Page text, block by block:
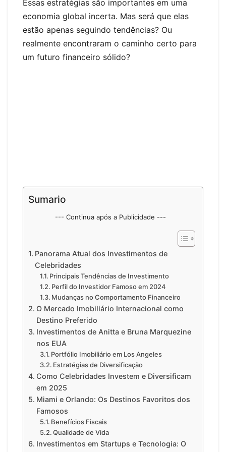
er
Essas estratégias são importantes em uma
economia global incerta. Mas será que elas
estão apenas seguindo tendências? Ou
realmente encontraram o caminho certo para
um futuro financeiro sólido?
Sumario
--- Continua após a Publicidade ---
Panorama Atual dos Investimentos de
Celebridades
Principais Tendências de Investimento
Perfil do Investidor Famoso em 2024
Mudanças no Comportamento Financeiro
O Mercado Imobiliário Internacional como
Destino Preferido
Investimentos de Anitta e Bruna Marquezine
nos EUA
Portfólio Imobiliário em Los Angeles
Estratégias de Diversificação
Como Celebridades Investem e Diversificam
em 2025
Miami e Orlando: Os Destinos Favoritos dos
Famosos
Benefícios Fiscais
Qualidade de Vida
Investimentos em Startups e Tecnologia: O